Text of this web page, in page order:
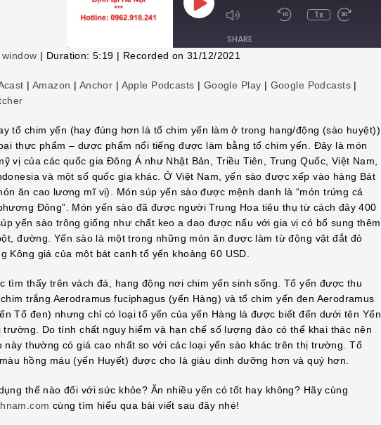
Play
Episode
1x
SHARE
EMBED
| Duration: 5:19 | Recorded on 31/12/2021
| Amazon | Anchor | Apple Podcasts | Google Play | Google Podcasts|
tổ chim yến (hay đúng hơn là tổ chim yến làm ở trong hang/động (sào huyệt)),
thực phẩm – dược phẩm nổi tiếng được làm bằng tổ chim yến. Đây là món
vị của các quốc gia Đông Á như Nhật Bản, Triều Tiên, Trung Quốc, Việt Nam,
và một số quốc gia khác. Ở Việt Nam, yến sào được xếp vào hàng Bát
ăn cao lương mĩ vị). Món súp yến sào được mệnh danh là “món trứng cá
Đông”. Món yến sào đã được người Trung Hoa tiêu thụ từ cách đây 400
yến sào trông giống như chất keo a dao được nấu với gia vị có bổ sung thêm
đường. Yến sào là một trong những món ăn được làm từ động vật đắt đỏ
Kông giá của một bát canh tổ yến khoảng 60 USD.
tìm thấy trên vách đá, hang động nơi chim yến sinh sống. Tổ yến được thu
trắng Aerodramus fuciphagus (yến Hàng) và tổ chim yến đen Aerodramus
Tổ đen) nhưng chỉ có loại tổ yến của yến Hàng là được biết đến dưới tên Yến
Do tính chất nguy hiểm và hạn chế số lượng đảo có thể khai thác nên
này thường có giá cao nhất so với các loại yến sào khác trên thị trường. Tổ
hồng máu (yến Huyết) được cho là giàu dinh dưỡng hơn và quý hơn.
thế nào đối với sức khỏe? Ăn nhiều yến có tốt hay không? Hãy cùng
cùng tìm hiểu qua bài viết sau đây nhé!